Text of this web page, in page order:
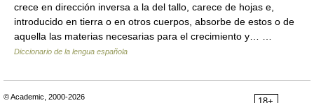
crece en dirección inversa a la del tallo, carece de hojas e,
introducido en tierra o en otros cuerpos, absorbe de estos o de
aquella las materias necesarias para el crecimiento y… …
Diccionario de la lengua española
© Academic, 2000-2026